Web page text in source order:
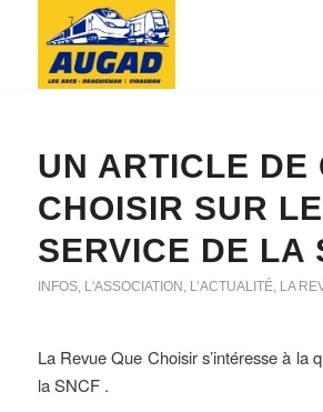
UN ARTICLE DE
CHOISIR SUR LE
SERVICE DE LA
INFOS, L'ASSOCIATION , L’ACTUALITÉ, LA
La Revue Que Choisir s’intéresse à la
la SNCF .